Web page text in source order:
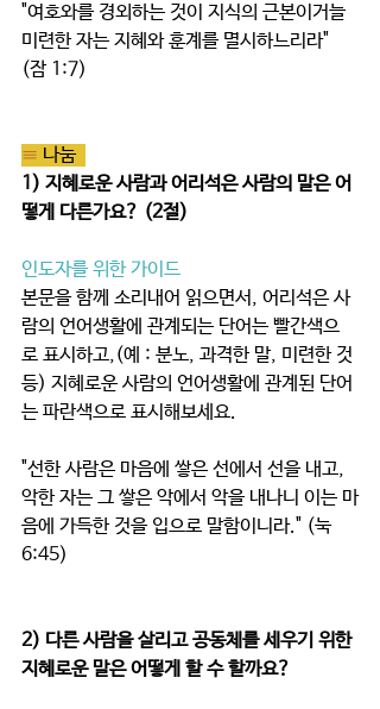
"여호와를 경외하는 것이 지식의 근본이거늘
미련한 자는 지혜와 훈계를 멸시하느리라"
(잠 1:7)
≡ 나눔
1) 지혜로운 사람과 어리석은 사람의 말은 어
떻게 다른가요? (2절)
인도자를 위한 가이드
본문을 함께 소리내어 읽으면서, 어리석은 사
람의 언어생활에 관계되는 단어는 빨간색으
로 표시하고,(예 : 분노, 과격한 말, 미련한 것
등) 지혜로운 사람의 언어생활에 관계된 단어
는 파란색으로 표시해보세요.
"선한 사람은 마음에 쌓은 선에서 선을 내고,
악한 자는 그 쌓은 악에서 악을 내나니 이는 마
음에 가득한 것을 입으로 말함이니라." (눅
6:45)
2) 다른 사람을 살리고 공동체를 세우기 위한
지혜로운 말은 어떻게 할 수 할까요?